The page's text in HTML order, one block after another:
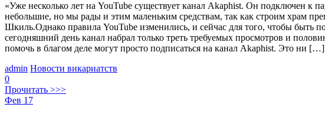
«Уже несколько лет на YouTube существует канал Akaphist. Он подключен к
небольшие, но мы рады и этим маленьким средствам, так как строим храм
Шкиль.Однако правила YouTube изменились, и сейчас для того, чтобы
сегодняшний день канал набрал только треть требуемых просмотров и
помочь в благом деле могут просто подписаться на канал Akaphist. Это ни […]
admin Новости викариатств
0
Прочитать >>>
Фев 17